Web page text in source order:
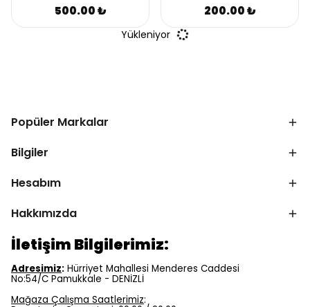
500.00 ₺ 200.00 ₺
Yükleniyor
Popüler Markalar
Bilgiler
Hesabım
Hakkımızda
İletişim Bilgilerimiz:
Adresimiz: Hürriyet Mahallesi Menderes Caddesi
No:54/C Pamukkale - DENİZLİ
Mağaza Çalışma Saatlerimiz: